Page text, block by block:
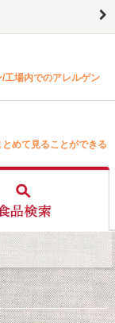
工場内でのアレルゲン
めて見ることができる